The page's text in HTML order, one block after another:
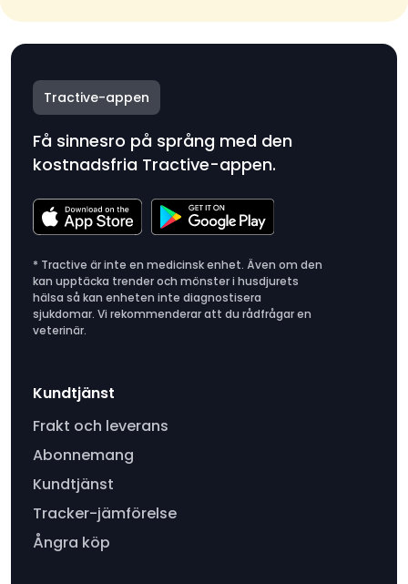
Tractive-appen
Få sinnesro på språng med den
kostnadsfria Tractive-appen.
* Tractive är inte en medicinsk enhet. Även om den
kan upptäcka trender och mönster i husdjurets
hälsa så kan enheten inte diagnostisera
sjukdomar. Vi rekommenderar att du rådfrågar en
veterinär.
Kundtjänst
Frakt och leverans
Abonnemang
Kundtjänst
Tracker-jämförelse
Ångra köp